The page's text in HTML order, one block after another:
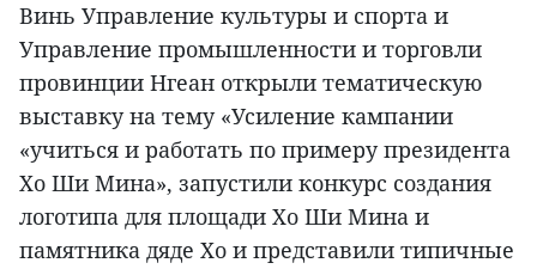
Винь Управление культуры и спорта и
Управление промышленности и торговли
провинции Нгеан открыли тематическую
выставку на тему «Усиление кампании
«учиться и работать по примеру президента
Хо Ши Мина», запустили конкурс создания
логотипа для площади Хо Ши Мина и
памятника дяде Хо и представили типичные